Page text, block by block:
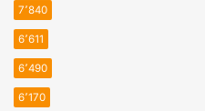
7٬840
6٬611
6٬490
6٬170